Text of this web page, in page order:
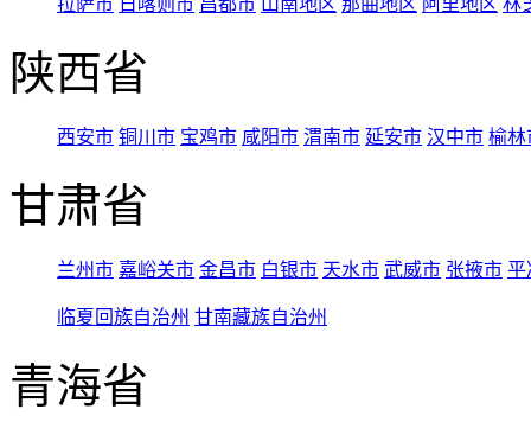
拉萨市 日喀则市 昌都市 山南地区 那曲地区 阿里地区 林
陕西省
西安市 铜川市 宝鸡市 咸阳市 渭南市 延安市 汉中市 榆林
甘肃省
兰州市 嘉峪关市 金昌市 白银市 天水市 武威市 张掖市 平
临夏回族自治州 甘南藏族自治州
青海省